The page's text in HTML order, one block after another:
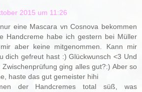
2015 um 11:26
eine Mascara vn Cosnova bekommen
Handcreme habe ich gestern bei Müller
aber keine mitgenommen. Kann mir
dich gefreut hast :) Glückwunsch <3 Und
ging alles gut?:) Aber so
haste das gut gemeister hihi
der Handcremes total süß, was